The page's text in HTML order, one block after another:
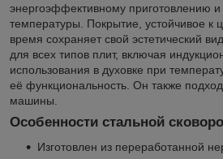
энергоэффективному приготовлению
температуры. Покрытие, устойчивое к
время сохраняет свой эстетический
для всех типов плит, включая
использования в духовке при
её функциональность. Он также
машины.
Особенности стальной
Изготовлен из переработанной